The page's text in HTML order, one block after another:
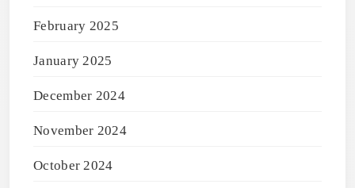
February 2025
January 2025
December 2024
November 2024
October 2024